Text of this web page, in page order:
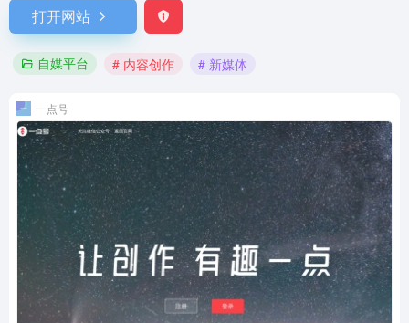
打开网站
自媒平台 # 内容创作 # 新媒体
一点号